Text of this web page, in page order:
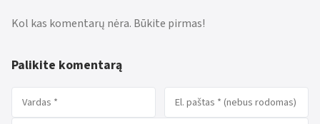
Kol kas komentarų nėra. Būkite pirmas!
Palikite komentarą